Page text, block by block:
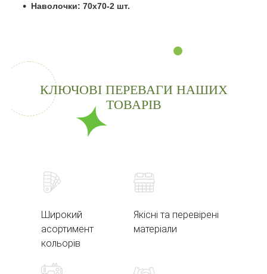
Наволочки: 70х70-2 шт.
КЛЮЧОВІ ПЕРЕВАГИ НАШИХ
ТОВАРІВ
Широкий
асортимент
кольорів
Якісні та перевірені
матеріали